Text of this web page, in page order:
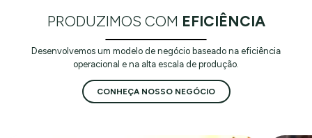
PRODUZIMOS COM EFICIÊNCIA
Desenvolvemos um modelo de negócio baseado na eficiência
operacional e na alta escala de produção.
CONHEÇA NOSSO NEGÓCIO